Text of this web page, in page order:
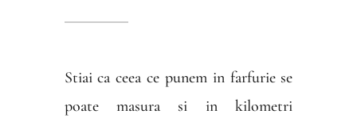
Stiai ca ceea ce punem in farfurie se
poate masura si in kilometri